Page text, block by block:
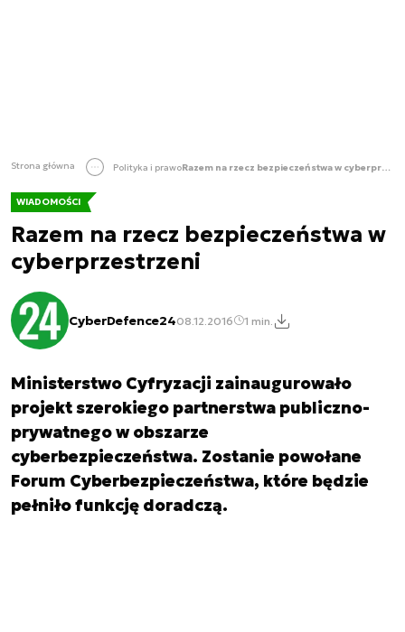
Strona główna Polityka i prawo Razem na rzecz bezpieczeństwa w cyberprzestrzeni
WIADOMOŚCI
Razem na rzecz bezpieczeństwa w
cyberprzestrzeni
CyberDefence2408.12.2016 1 min.
Ministerstwo Cyfryzacji zainaugurowało
projekt szerokiego partnerstwa publiczno-
prywatnego w obszarze
cyberbezpieczeństwa. Zostanie powołane
Forum Cyberbezpieczeństwa, które będzie
pełniło funkcję doradczą.